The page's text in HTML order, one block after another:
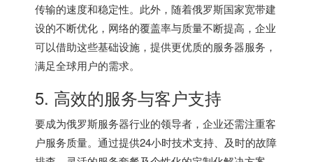
传输的速度和稳定性。此外，随着俄罗斯国家宽带建
设的不断优化，网络的覆盖率与质量不断提高，企业
可以借助这些基础设施，提供更优质的服务器服务，
满足全球用户的需求。
5. 高效的服务与客户支持
要成为俄罗斯服务器行业的领导者，企业还需注重客
户服务质量。通过提供24小时技术支持、及时的故障